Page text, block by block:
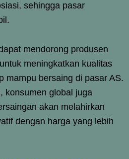
sehingga pasar
mendorong produsen
meningkatkan kualitas
mampu bersaing di pasar AS.
konsumen global juga
akan melahirkan
dengan harga yang lebih